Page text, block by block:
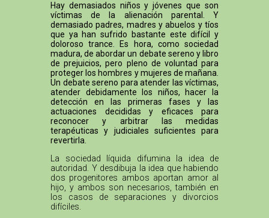
Hay demasiados niños y jóvenes que son
víctimas de la alienación parental. Y
demasiado padres, madres y abuelos y tíos
que ya han sufrido bastante este difícil y
doloroso trance. Es hora, como sociedad
madura, de abordar un debate sereno y libro
de prejuicios, pero pleno de voluntad para
proteger los hombres y mujeres de mañana.
Un debate sereno para atender las víctimas,
atender debidamente los niños, hacer la
detección en las primeras fases y las
actuaciones decididas y eficaces para
reconocer y arbitrar las medidas
terapéuticas y judiciales suficientes para
revertirla.
La sociedad líquida difumina la idea de
autoridad. Y desdibuja la idea que habiendo
dos progenitores ambos aportan amor al
hijo, y ambos son necesarios, también en
los casos de separaciones y divorcios
difíciles.